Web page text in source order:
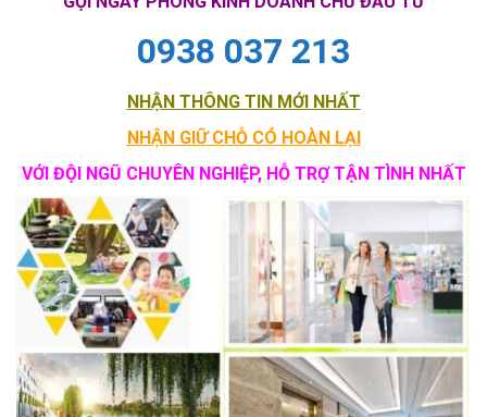
0938 037 213
NHẬN THÔNG TIN MỚI NHẤT
NHẬN GIỮ CHỖ CÓ HOÀN LẠI
VỚI ĐỘI NGŨ CHUYÊN NGHIỆP, HỖ TRỢ TẬN TÌNH NHẤT